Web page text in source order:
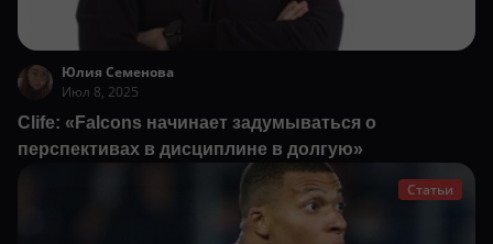
Юлия Семенова
Июл 8, 2025
Clife: «Falcons начинает задумываться о
перспективах в дисциплине в долгую»
Статьи